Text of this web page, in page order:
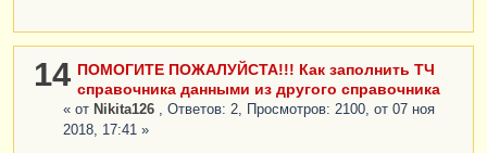
14 ПОМОГИТЕ ПОЖАЛУЙСТА!!! Как заполнить ТЧ
справочника данными из другого справочника
« от Nikita126
, Ответов: 2, Просмотров: 2100, от 07 ноя
2018, 17:41 »